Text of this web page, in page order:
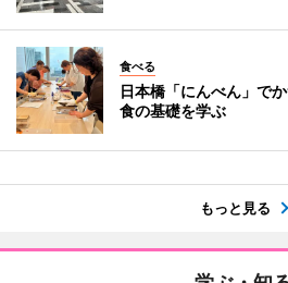
食べる
日本橋「にんべん」で
食の基礎を学ぶ
もっと見る